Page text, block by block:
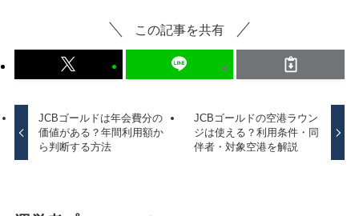
この記事を共有
JCBゴールドは年会費分の
価値がある？年間利用額か
ら判断する方法
JCBゴールドの空港ラウン
ジは使える？利用条件・同
伴者・対象空港を解説